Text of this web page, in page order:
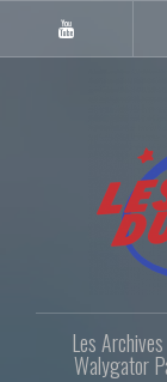
content
Youtube
Gazette
Les
Walygator